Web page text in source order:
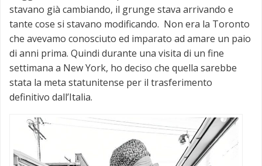
stavano già cambiando, il grunge stava arrivando e
tante cose si stavano modificando. Non era la Toronto
che avevamo conosciuto ed imparato ad amare un paio
di anni prima. Quindi durante una visita di un fine
settimana a New York, ho deciso che quella sarebbe
stata la meta statunitense per il trasferimento
definitivo dall’Italia.